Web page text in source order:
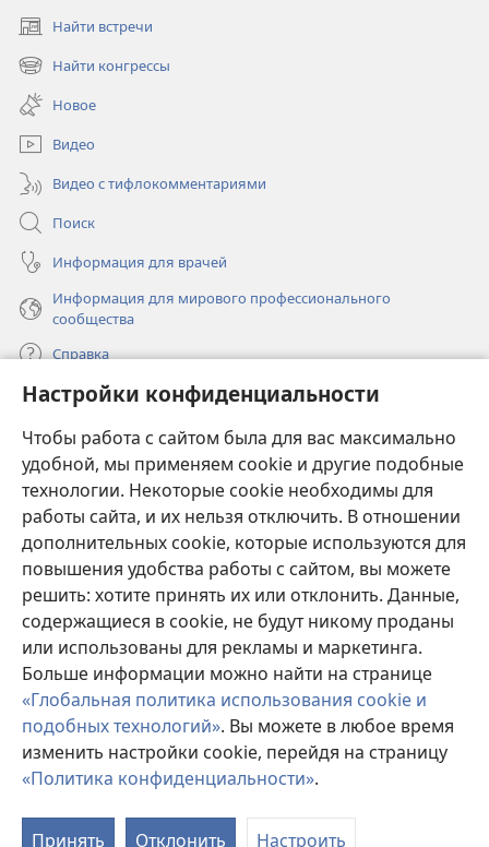
Настройки конфиденциальности
Чтобы работа с сайтом была для вас максимально
удобной, мы применяем cookie и другие подобные
технологии. Некоторые cookie необходимы для
работы сайта, и их нельзя отключить. В отношении
дополнительных cookie, которые используются для
повышения удобства работы с сайтом, вы можете
решить: хотите принять их или отклонить. Данные,
содержащиеся в cookie, не будут никому проданы
или использованы для рекламы и маркетинга.
Больше информации можно найти на странице
«Глобальная политика использования cookie и
подобных технологий». Вы можете в любое время
изменить настройки cookie, перейдя на страницу
«Политика конфиденциальности».
Принять Отклонить Настроить
Найти встречи
(открывается
в
новом
окне)
Найти конгрессы
(открывается
новом
окне)
Новое
Видео
Видео с тифлокомментариями
Поиск
Информация для врачей
Информация для мирового профессионального
сообщества
Справка
Пожертвования
в
новом
окне)
ОНЛАЙН-БИБЛИОТЕКА Сторожевой башни
(открывается
новом
окне)
JW Hub®
(открывается
в
новом
окне)
JW Library ®
Watchtower Library
Copyright© 2026 Watch Tower Bible and Tract Society of Pennsylvania.
УСЛОВИЯ ИСПОЛЬЗОВАНИЯ|ПОЛИТИКА
КОНФИДЕНЦИАЛЬНОСТИ
КОНФИДЕНЦИАЛЬНОСТИ